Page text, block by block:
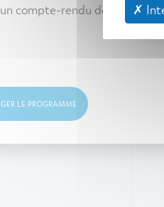
compte-rendu détaillé sous
LE PROGRAMME
✗